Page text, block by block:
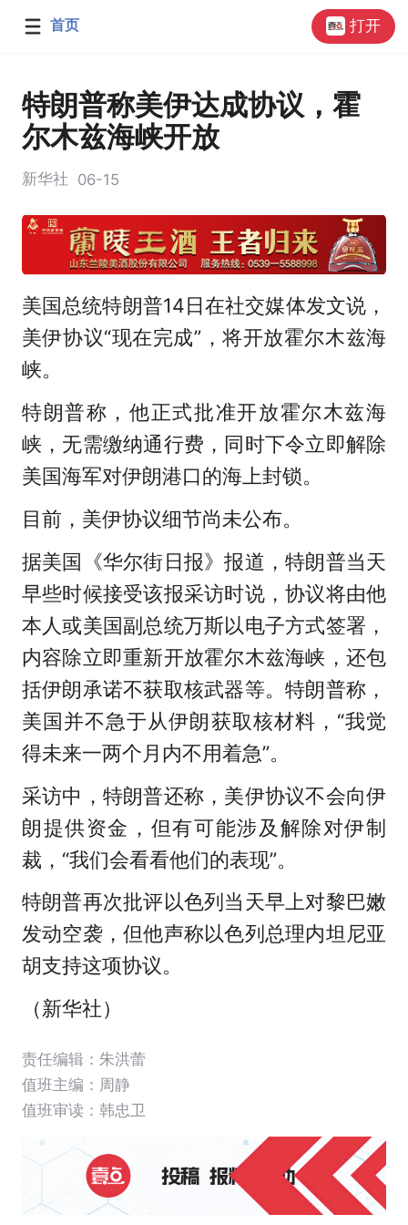
首页 打开
特朗普称美伊达成协议，霍
尔木兹海峡开放
新华社 06-15
美国总统特朗普14日在社交媒体发文说，
美伊协议“现在完成”，将开放霍尔木兹海
峡。
特朗普称，他正式批准开放霍尔木兹海
峡，无需缴纳通行费，同时下令立即解除
美国海军对伊朗港口的海上封锁。
目前，美伊协议细节尚未公布。
据美国《华尔街日报》报道，特朗普当天
早些时候接受该报采访时说，协议将由他
本人或美国副总统万斯以电子方式签署，
内容除立即重新开放霍尔木兹海峡，还包
括伊朗承诺不获取核武器等。特朗普称，
美国并不急于从伊朗获取核材料，“我觉
得未来一两个月内不用着急”。
采访中，特朗普还称，美伊协议不会向伊
朗提供资金，但有可能涉及解除对伊制
裁，“我们会看看他们的表现”。
特朗普再次批评以色列当天早上对黎巴嫩
发动空袭，但他声称以色列总理内坦尼亚
胡支持这项协议。
（新华社）
责任编辑：朱洪蕾
值班主编： 周静
值班审读：韩忠卫